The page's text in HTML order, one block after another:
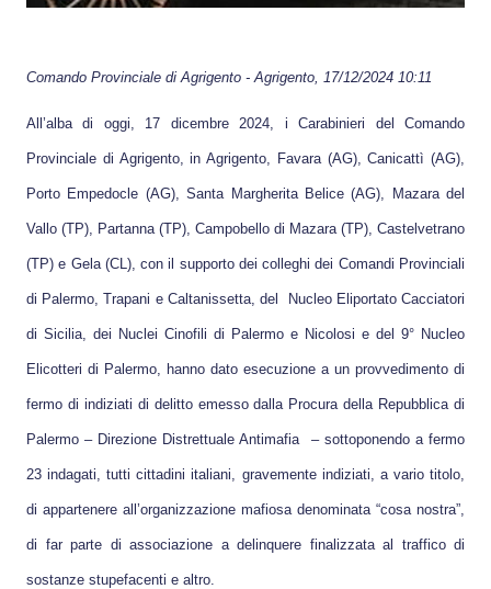
Comando Provinciale diAgrigento -Agrigento, 17/12/2024 10:11
All’alba di oggi, 17 dicembre 2024, i Carabinieri del Comando
Provinciale di Agrigento, in Agrigento, Favara (AG), Canicattì (AG),
Porto Empedocle (AG), Santa Margherita Belice (AG), Mazara del
Vallo (TP), Partanna (TP), Campobello di Mazara (TP), Castelvetrano
(TP) e Gela (CL), con il supporto dei colleghi dei Comandi Provinciali
di Palermo, Trapani e Caltanissetta, del Nucleo Eliportato Cacciatori
di Sicilia, dei Nuclei Cinofili di Palermo e Nicolosi e del 9° Nucleo
Elicotteri di Palermo, hanno dato esecuzione a un provvedimento di
fermo di indiziati di delitto emesso dalla Procura della Repubblica di
Palermo – Direzione Distrettuale Antimafia – sottoponendo a fermo
23 indagati, tutti cittadini italiani, gravemente indiziati, a vario titolo,
di appartenere all’organizzazione mafiosa denominata “cosa nostra”,
di far parte di associazione a delinquere finalizzata al traffico di
sostanze stupefacenti e altro.